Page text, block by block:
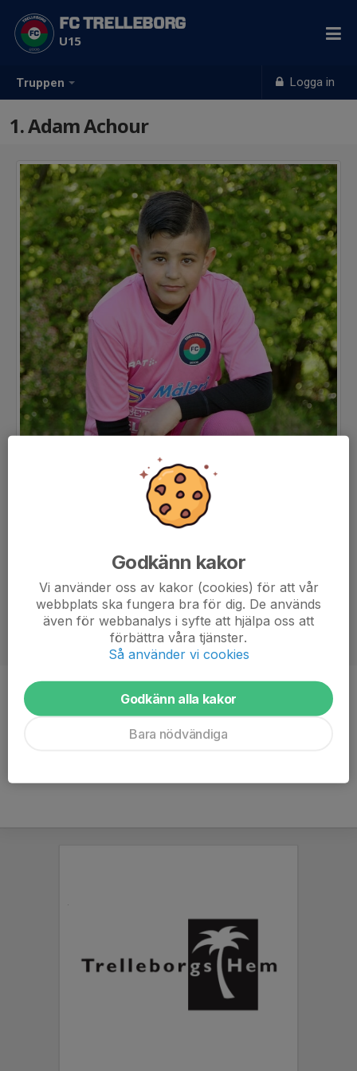
Truppen Logga in
FC TRELLEBORG
U15
1. Adam Achour
Position
-
Godkänn kakor
Vi använder oss av kakor (cookies) för att vår
webbplats ska fungera bra för dig. De används
även för webbanalys i syfte att hjälpa oss att
förbättra våra tjänster.
Så använder vi cookies
Godkänn alla kakor
Bara nödvändiga